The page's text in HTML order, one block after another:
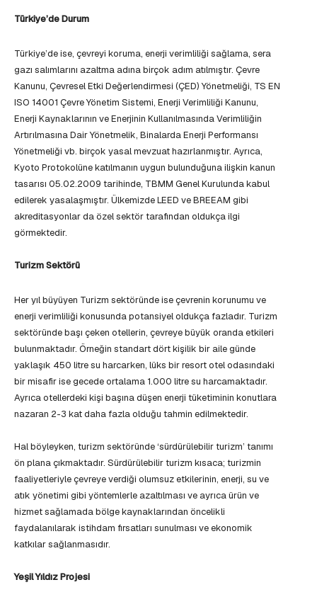
Türkiye’de Durum
Türkiye’de ise, çevreyi koruma, enerji verimliliği sağlama, sera
gazı salımlarını azaltma adına birçok adım atılmıştır. Çevre
Kanunu, Çevresel Etki Değerlendirmesi (ÇED) Yönetmeliği, TS EN
ISO 14001 Çevre Yönetim Sistemi, Enerji Verimliliği Kanunu,
Enerji Kaynaklarının ve Enerjinin Kullanılmasında Verimliliğin
Artırılmasına Dair Yönetmelik, Binalarda Enerji Performansı
Yönetmeliği vb. birçok yasal mevzuat hazırlanmıştır. Ayrıca,
Kyoto Protokolüne katılmanın uygun bulunduğuna ilişkin kanun
tasarısı 05.02.2009 tarihinde, TBMM Genel Kurulunda kabul
edilerek yasalaşmıştır. Ülkemizde LEED ve BREEAM gibi
akreditasyonlar da özel sektör tarafından oldukça ilgi
görmektedir.
Turizm Sektörü
Her yıl büyüyen Turizm sektöründe ise çevrenin korunumu ve
enerji verimliliği konusunda potansiyel oldukça fazladır. Turizm
sektöründe başı çeken otellerin, çevreye büyük oranda etkileri
bulunmaktadır. Örneğin standart dört kişilik bir aile günde
yaklaşık 450 litre su harcarken, lüks bir resort otel odasındaki
bir misafir ise gecede ortalama 1.000 litre su harcamaktadır.
Ayrıca otellerdeki kişi başına düşen enerji tüketiminin konutlara
nazaran 2-3 kat daha fazla olduğu tahmin edilmektedir.
Hal böyleyken, turizm sektöründe ‘sürdürülebilir turizm’ tanımı
ön plana çıkmaktadır. Sürdürülebilir turizm kısaca; turizmin
faaliyetleriyle çevreye verdiği olumsuz etkilerinin, enerji, su ve
atık yönetimi gibi yöntemlerle azaltılması ve ayrıca ürün ve
hizmet sağlamada bölge kaynaklarından öncelikli
faydalanılarak istihdam fırsatları sunulması ve ekonomik
katkılar sağlanmasıdır.
Yeşil Yıldız Projesi